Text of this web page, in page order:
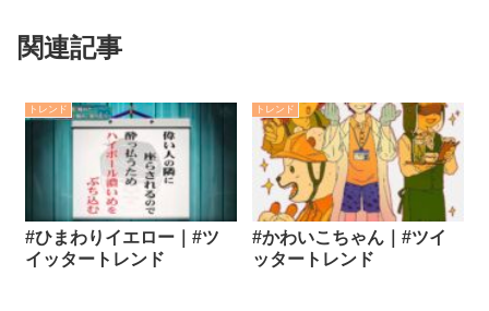
関連記事
トレンド
#ひまわりイエロー｜#ツ
イッタートレンド
トレンド
#かわいこちゃん｜#ツイ
ッタートレンド